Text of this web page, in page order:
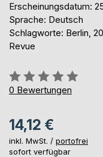
Erscheinungsdatum:
Sprache: Deutsch
Schlagworte: Berlin,
Revue
Bewertung::
0%
0 Bewertungen
14,12 €
inkl. MwSt. / portofrei
sofort verfügbar